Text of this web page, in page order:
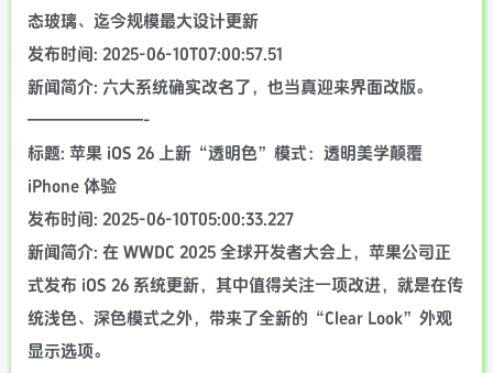
态玻璃、迄今规模最大设计更新
发布时间: 2025-06-10T07:00:57.51
新闻简介: 六大系统确实改名了，也当真迎来界面改版。
———————-
标题: 苹果 iOS 26 上新“透明色”模式：透明美学颠覆
iPhone 体验
发布时间: 2025-06-10T05:00:33.227
新闻简介: 在 WWDC 2025 全球开发者大会上，苹果公司正
式发布 iOS 26 系统更新，其中值得关注一项改进，就是在传
统浅色、深色模式之外，带来了全新的“Clear Look”外观
显示选项。